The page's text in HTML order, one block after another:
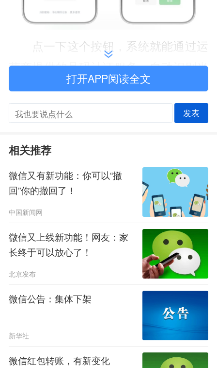
点一下这个按钮，系统就能通过运
营商提供的号码认证服务，自动识别当
前 SIM 卡绑定的手机号，不用输密
码、不用等验证码，直接一键登录。使
不过需要注意的是，这个功能只适
用于已经登录过该微信的“旧设备”。如
果是全新设备首次登录，为了账号安
全，仍然需要通过验证码或密码验证流
程。
微信视频通话支持横屏
第三个功能，是“视频党福音”!以前
微信视频通话只能竖屏，想拍个全景、
跟家人一起同框，镜头一拉远画面就变
得局促拥挤。
打开APP阅读全文
发表
相关推荐
微信又有新功能：你可以“撤
回”你的撤回了！
中国新闻网
微信又上线新功能！网友：家
长终于可以放心了！
北京发布
微信公告：集体下架
新华社
微信红包转账，有新变化